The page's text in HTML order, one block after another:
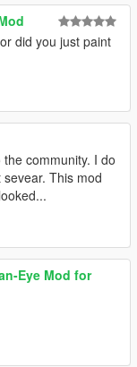
did you just paint
community. I do
This mod
Eye Mod for